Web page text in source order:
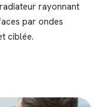
rayonnant
par ondes
ciblée.